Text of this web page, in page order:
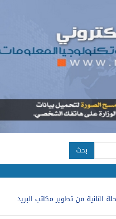
بحث
الثانية من تطوير مكاتب البريد